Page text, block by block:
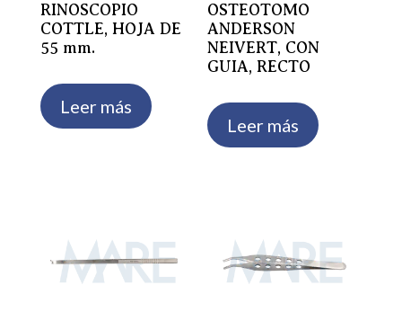
RINOSCOPIO
COTTLE, HOJA DE
55 mm.
Leer más
OSTEOTOMO
ANDERSON
NEIVERT, CON
GUIA, RECTO
Leer más